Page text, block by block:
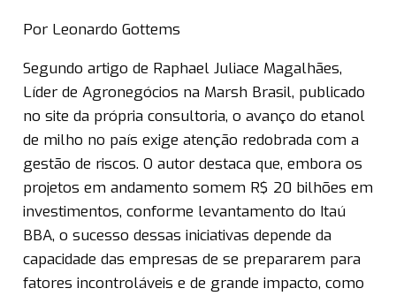
Por Leonardo Gottems
Segundo artigo de Raphael Juliace Magalhães,
Líder de Agronegócios na Marsh Brasil, publicado
no site da própria consultoria, o avanço do etanol
de milho no país exige atenção redobrada com a
gestão de riscos. O autor destaca que, embora os
projetos em andamento somem R$ 20 bilhões em
investimentos, conforme levantamento do Itaú
BBA, o sucesso dessas iniciativas depende da
capacidade das empresas de se prepararem para
fatores incontroláveis e de grande impacto, como